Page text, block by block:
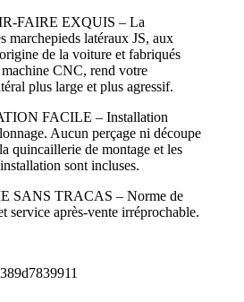
FAIRE EXQUIS – La
marchepieds latéraux JS, aux
de la voiture et fabriqués
CNC, rend votre
plus large et plus agressif.
FACILE – Installation
Aucun perçage ni découpe
quincaillerie de montage et les
sont incluses.
SANS TRACAS – Norme de
service après-vente irréprochable.